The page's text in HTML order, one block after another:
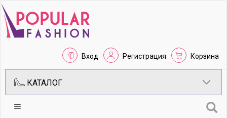
Вход Регистрация Корзина
КАТАЛОГ